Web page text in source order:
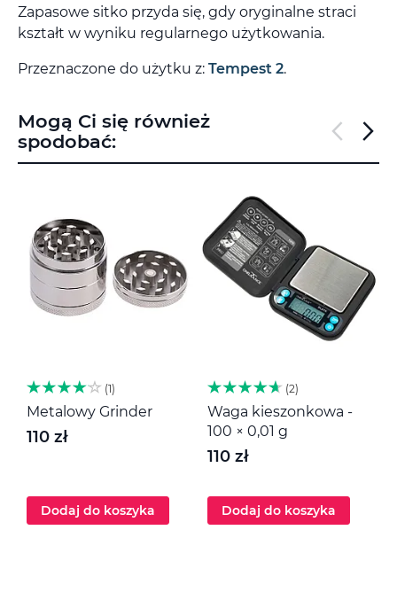
Zapasowe sitko przyda się, gdy oryginalne straci
kształt w wyniku regularnego użytkowania.
Przeznaczone do użytku z: Tempest 2.
Mogą Ci się również
spodobać:
1
Metalowy Grinder
110 zł
Dodaj do koszyka
2
Waga kieszonkowa -
100 × 0,01 g
110 zł
Dodaj do koszyka